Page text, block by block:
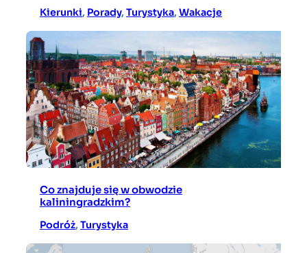
Kierunki, Porady, Turystyka, Wakacje
Co znajduje się w obwodzie
kaliningradzkim?
Podróż, Turystyka